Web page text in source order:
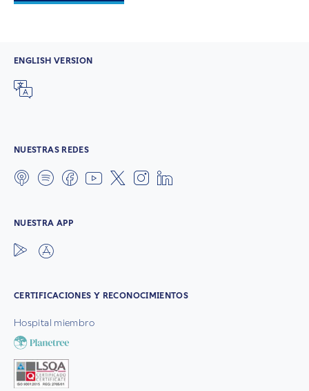
ENGLISH VERSION
NUESTRAS REDES
NUESTRA APP
CERTIFICACIONES Y RECONOCIMIENTOS
Hospital miembro